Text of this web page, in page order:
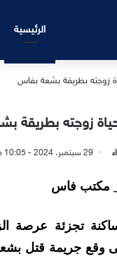
الرئيسية
زوجته بطريقة
29 سبتمبر، 2024 - 10:05 مساءً
مكتب فاس
وقع جريمة قتل